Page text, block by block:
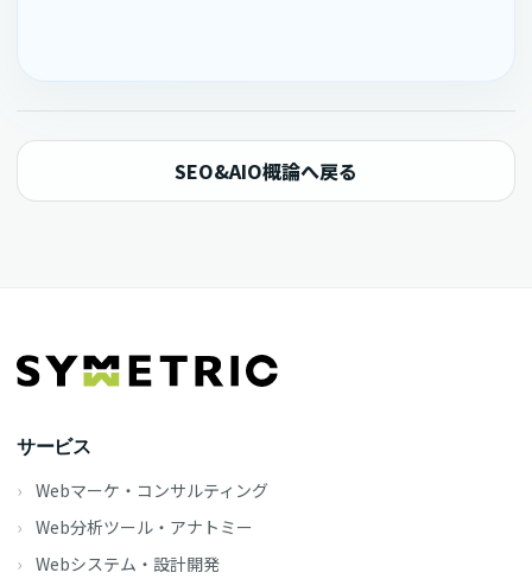
SEO&AIO概論へ戻る
サービス
Webマーケ・コンサルティング
Web分析ツール・アナトミー
Webシステム・設計開発